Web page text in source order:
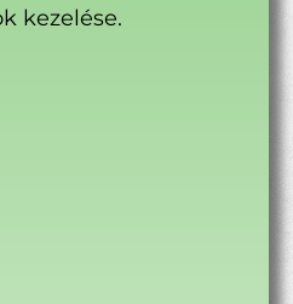
kezelése.